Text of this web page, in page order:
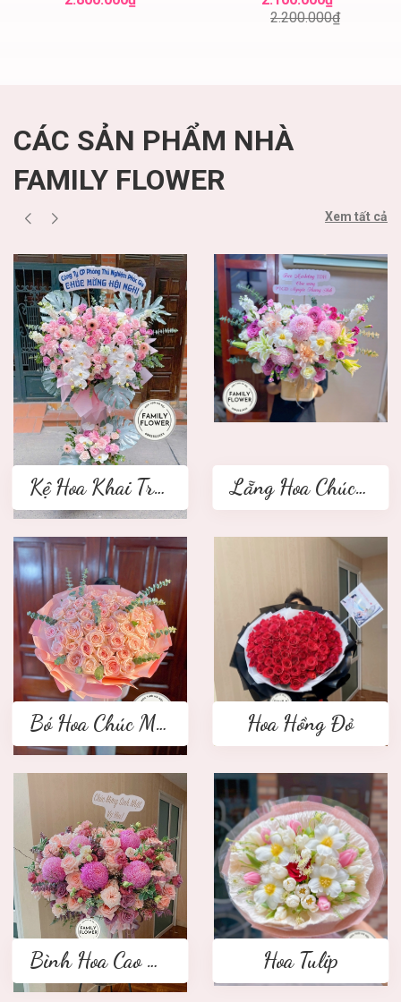
hoa tươi
2.200.000₫
CÁC SẢN PHẨM NHÀ
FAMILY FLOWER
Xem tất cả
Kệ Hoa Khai Trương 2 tầng Lẵng Hoa Chúc Mừng
Bó Hoa Chúc Mừng Hoa Hồng Đỏ
Bình Hoa Cao Cấp Hoa Tulip